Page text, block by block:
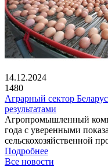
14.12.2024
1480
Аграрный сектор
результатами
Агропромышленный
года с уверенными
сельскохозяйственной
Подробнее
Все новости